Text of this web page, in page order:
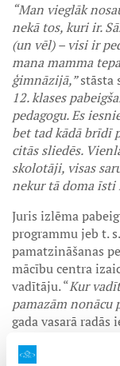
“Man vieglāk
nekā tos, kuri ir.
(un vēl) – visi ir
mana mamma
ģimnāzijā,”stāsta
12. klases
pedagogu. Es
bet tad kādā brīdī
citās sliedēs.
skolotāji, visas
nekur tā doma īsti
Juris izlēma
programmu jeb t.
pamatzināšanas
mācību centra
vadītāju. “Kur
pamazām nonācu
gada vasarā
kam sekoja